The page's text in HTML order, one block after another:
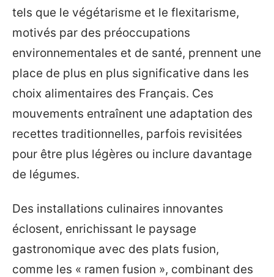
tels que le végétarisme et le flexitarisme,
motivés par des préoccupations
environnementales et de santé, prennent une
place de plus en plus significative dans les
choix alimentaires des Français. Ces
mouvements entraînent une adaptation des
recettes traditionnelles, parfois revisitées
pour être plus légères ou inclure davantage
de légumes.
Des installations culinaires innovantes
éclosent, enrichissant le paysage
gastronomique avec des plats fusion,
comme les « ramen fusion », combinant des